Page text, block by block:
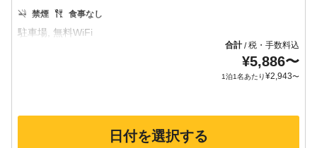
禁煙 食事なし
合計/税・手数料込
¥5,886〜
1泊1名あたり¥2,943〜
日付を選択する